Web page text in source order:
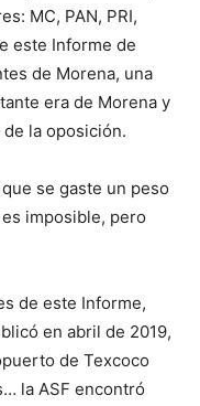
MC, PAN, PRI,
este Informe de
de Morena, una
era de Morena y
la oposición.
se gaste un peso
imposible, pero
de este Informe,
en abril de 2019,
de Texcoco
la ASF encontró